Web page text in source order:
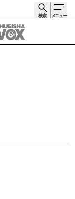
検索 メニュー